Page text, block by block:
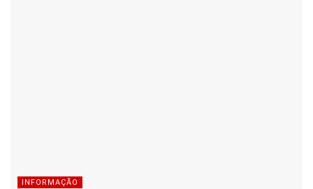
INFORMAÇÃO